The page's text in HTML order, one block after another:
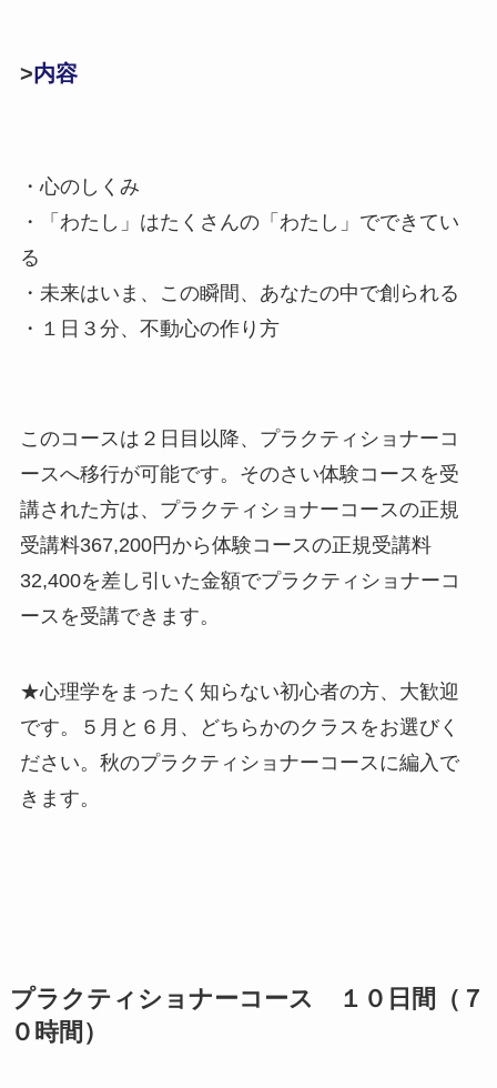
>内容
・心のしくみ
・「わたし」はたくさんの「わたし」でできてい
る
・未来はいま、この瞬間、あなたの中で創られる
・１日３分、不動心の作り方
このコースは２日目以降、プラクティショナーコ
ースへ移行が可能です。そのさい体験コースを受
講された方は、プラクティショナーコースの正規
受講料367,200円から体験コースの正規受講料
32,400を差し引いた金額でプラクティショナーコ
ースを受講できます。
★心理学をまったく知らない初心者の方、大歓迎
です。５月と６月、どちらかのクラスをお選びく
ださい。 秋のプラクティショナーコースに編入で
きます。
プラクティショナーコース １０日間（７
０時間）